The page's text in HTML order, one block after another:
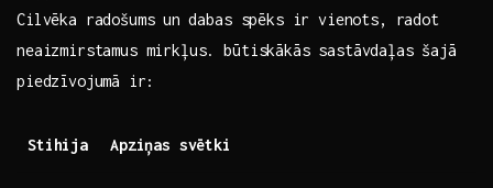
Cilvēka radošums⁣ un ⁢dabas ‍spēks ir vienots, radot
neaizmirstamus mirkļus. ‌būtiskākās sastāvdaļas ​šajā
piedzīvojumā ⁤ir:
Stihija Apziņas svētki